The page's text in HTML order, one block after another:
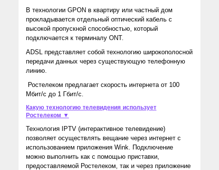
В технологии GPON в квартиру или частный дом
прокладывается отдельный оптический кабель с
высокой пропускной способностью, который
подключается к терминалу ONT.
ADSL представляет собой технологию широкополосной
передачи данных через существующую телефонную
линию.
Ростелеком предлагает скорость интернета от 100
Мбит/с до 1 Гбит/с.
Какую технологию телевидения использует
Ростелеком ▼
Технология IPTV (интерактивное телевидение)
позволяет осуществлять вещание через интернет с
использованием приложения Wink. Подключение
можно выполнить как с помощью приставки,
предоставляемой Ростелеком, так и через приложение